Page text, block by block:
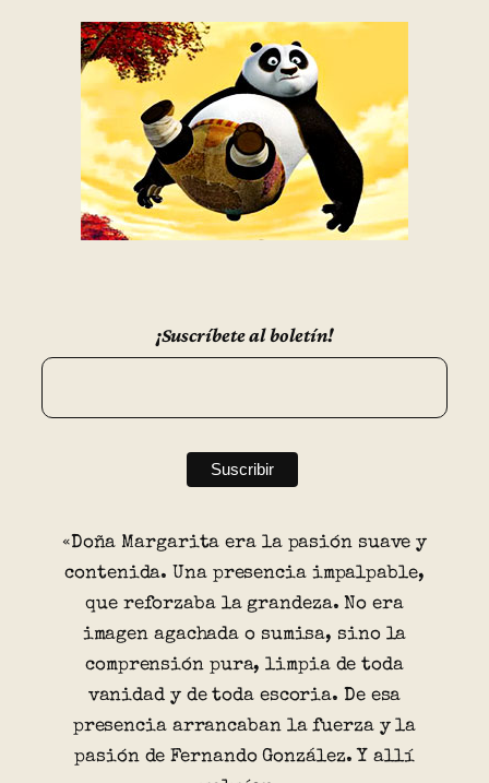
¡Suscríbete al boletín!
«Doña Margarita era la pasión suave y
contenida. Una presencia impalpable,
que reforzaba la grandeza. No era
imagen agachada o sumisa, sino la
comprensión pura, limpia de toda
vanidad y de toda escoria. De esa
presencia arrancaban la fuerza y la
pasión de Fernando González. Y allí